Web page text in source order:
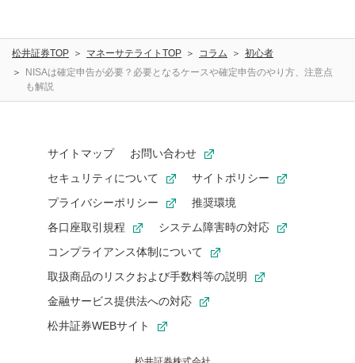
松井証券TOP マネーサテライトTOP コラム
初心者
NISAは確定申告が必要？必要となるケースや確定申告のやり方、注意点
も解説
サイトマップ
お問い合わせ
セキュリティについて
サイトポリシー
プライバシーポリシー
推奨環境
各口座取引規程
システム障害時の対応
コンプライアンス体制について
取扱商品のリスクおよび手数料等の説明
金融サービス提供法への対応
松井証券WEBサイト